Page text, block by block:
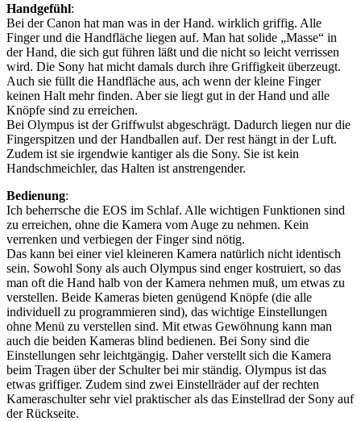
Handgefühl:
Bei der Canon hat man was in der Hand. wirklich griffig. Alle
Finger und die Handfläche liegen auf. Man hat solide „Masse“ in
der Hand, die sich gut führen läßt und die nicht so leicht verrissen
wird. Die Sony hat micht damals durch ihre Griffigkeit überzeugt.
Auch sie füllt die Handfläche aus, ach wenn der kleine Finger
keinen Halt mehr finden. Aber sie liegt gut in der Hand und alle
Knöpfe sind zu erreichen.
Bei Olympus ist der Griffwulst abgeschrägt. Dadurch liegen nur die
Fingerspitzen und der Handballen auf. Der rest hängt in der Luft.
Zudem ist sie irgendwie kantiger als die Sony. Sie ist kein
Handschmeichler, das Halten ist anstrengender.
Bedienung:
Ich beherrsche die EOS im Schlaf. Alle wichtigen Funktionen sind
zu erreichen, ohne die Kamera vom Auge zu nehmen. Kein
verrenken und verbiegen der Finger sind nötig.
Das kann bei einer viel kleineren Kamera natürlich nicht identisch
sein. Sowohl Sony als auch Olympus sind enger kostruiert, so das
man oft die Hand halb von der Kamera nehmen muß, um etwas zu
verstellen. Beide Kameras bieten genügend Knöpfe (die alle
individuell zu programmieren sind), das wichtige Einstellungen
ohne Menü zu verstellen sind. Mit etwas Gewöhnung kann man
auch die beiden Kameras blind bedienen. Bei Sony sind die
Einstellungen sehr leichtgängig. Daher verstellt sich die Kamera
beim Tragen über der Schulter bei mir ständig. Olympus ist das
etwas griffiger. Zudem sind zwei Einstellräder auf der rechten
Kameraschulter sehr viel praktischer als das Einstellrad der Sony auf
der Rückseite.